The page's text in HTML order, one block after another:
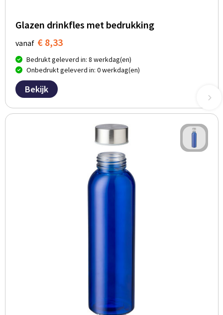
Glazen drinkfles met bedrukking
vanaf € 8,33
Bedrukt geleverd in: 8 werkdag(en)
Onbedrukt geleverd in: 0 werkdag(en)
Bekijk